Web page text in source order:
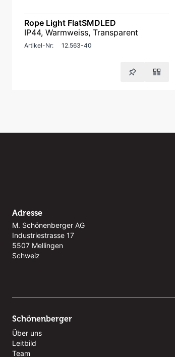
Rope Light FlatSMDLED
IP44, Warmweiss, Transparent
Artikel-Nr: 12.563-40
Adresse
M. Schönenberger AG
Industriestrasse 17
5507 Mellingen
Schweiz
Schönenberger
Über uns
Leitbild
Team